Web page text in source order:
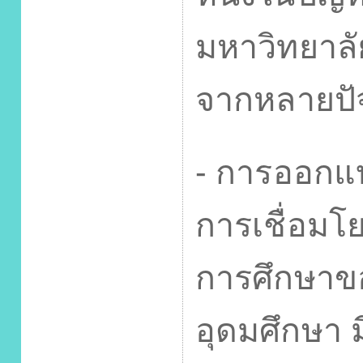
มหาวิทยา
จากหลาย
- การออก
การเชื่อมโ
การศึกษา
อุดมศึกษา